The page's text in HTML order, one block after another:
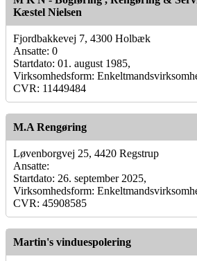
Kæstel Nielsen
Fjordbakkevej 7, 4300 Holbæk
Ansatte: 0
Startdato: 01. august 1985,
Virksomhedsform:
CVR: 11449484
M.A Rengøring
Løvenborgvej 25, 4420 Regstrup
Ansatte:
Startdato: 26. september 2025,
Virksomhedsform:
CVR: 45908585
Martin's vinduespolering